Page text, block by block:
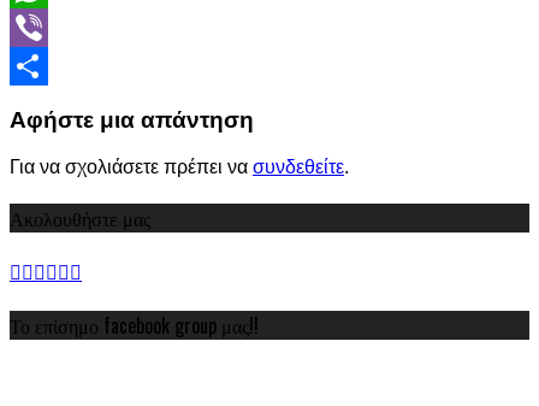
WhatsApp
Viber
Αφήστε μια απάντηση
Για να σχολιάσετε πρέπει να συνδεθείτε.
Ακολουθήστε μας
Το επίσημο facebook group μας!!